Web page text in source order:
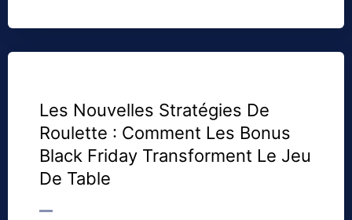
Les Nouvelles Stratégies De
Roulette : Comment Les Bonus
Black Friday Transforment Le Jeu
De Table